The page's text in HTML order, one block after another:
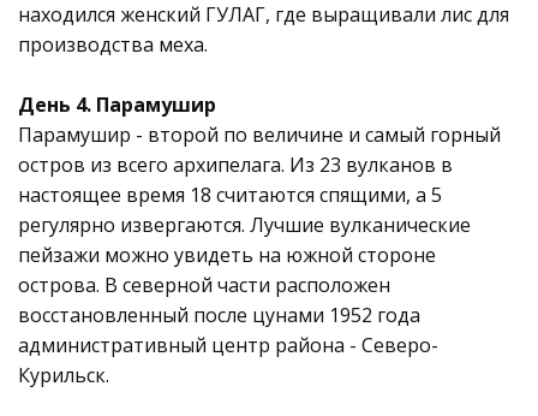
находился женский ГУЛАГ, где выращивали лис для
производства меха.
День 4. Парамушир
Парамушир - второй по величине и самый горный
остров из всего архипелага. Из 23 вулканов в
настоящее время 18 считаются спящими, а 5
регулярно извергаются. Лучшие вулканические
пейзажи можно увидеть на южной стороне
острова. В северной части расположен
восстановленный после цунами 1952 года
административный центр района - Северо-
Курильск.